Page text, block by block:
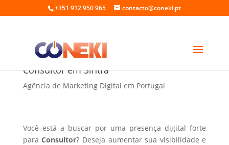
+351 912 950 965 contacto@coneki.pt
Agência de marketing digital para
Consultor em Sintra
Agência de Marketing Digital em Portugal
Você está a buscar por uma presença digital forte
paraConsultor? Deseja aumentar sua visibilidade e